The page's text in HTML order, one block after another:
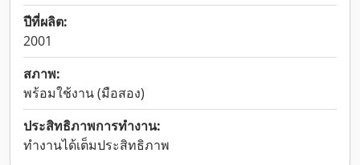
ปีที่ผลิต:
2001
สภาพ:
พร้อมใช้งาน (มือสอง)
ประสิทธิภาพการทำงาน:
ทำงานได้เต็มประสิทธิภาพ